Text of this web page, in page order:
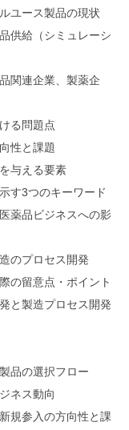
ユース製品の現状
供給（シミュレーシ
関連企業、製薬企
る問題点
性と課題
与える要素
す3つのキーワード
薬品ビジネスへの影
のプロセス開発
の留意点・ポイント
と製造プロセス開発
品の選択フロー
ネス動向
規参入の方向性と課